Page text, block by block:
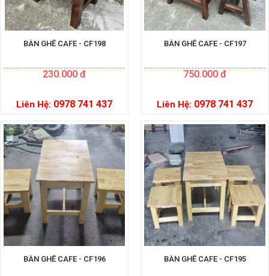
BÀN GHẾ CAFE - CF198
230.000 đ
Liên Hệ: 0978 741 437
BÀN GHẾ CAFE - CF197
750.000 đ
Liên Hệ: 0978 741 437
BÀN GHẾ CAFE - CF196 BÀN GHẾ CAFE - CF195